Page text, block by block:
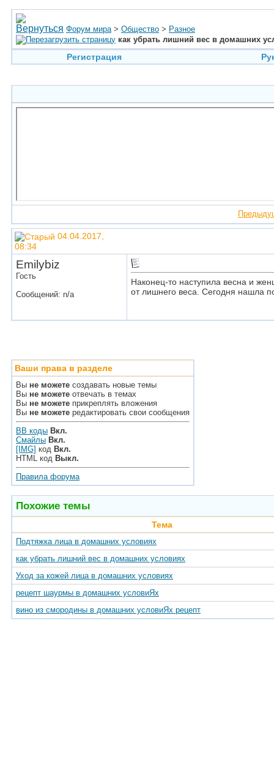
Форум мира > Общество > Разное
как убрать лишний вес в домашних
Регистрация
04.04.2017,
08:34
Emilybiz
Гость
Сообщений: n/a
Наконец-то наступила весна и
от лишнего веса. Сегодня нашла
Ваши права в разделе
Вы не можете создавать новые темы
Вы не можете отвечать в темах
Вы не можете прикреплять вложения
Вы не можете редактировать свои сообщения
BB коды Вкл.
Смайлы Вкл.
[IMG] код Вкл.
HTML код Выкл.
Правила форума
Похожие темы
Тема
Подтяжка лица в домашних условиях
как убрать лишний вес в домашних условиях
Уход за кожей лица в домашних условиях
рецепт шаурмы в домашних условиЯх
вино из смородины в домашних условиЯх рецепт